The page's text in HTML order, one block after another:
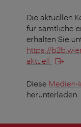
Die aktuellen
für sämtliche
erhalten Sie
https://
aktuell
Diese Medien-
herunterladen